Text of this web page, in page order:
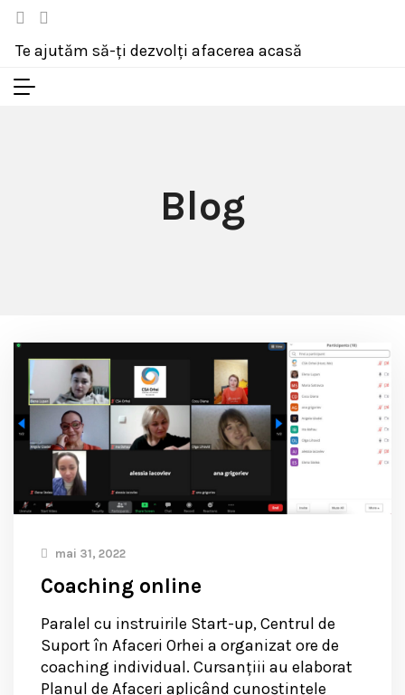
Te ajutăm să-ți dezvolți afacerea acasă
Blog
mai 31, 2022
Coaching online
Paralel cu instruirile Start-up, Centrul de
Suport în Afaceri Orhei a organizat ore de
coaching individual. Cursanțiii au elaborat
Planul de Afaceri aplicând cunoștințele